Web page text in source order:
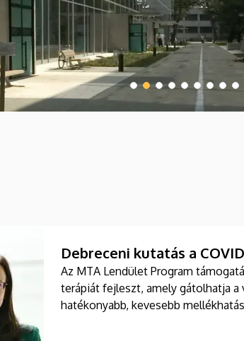
Debreceni kutatás a
Az MTA Lendület Program
terápiát fejleszt, amely gátolhatja a
hatékonyabb, kevesebb